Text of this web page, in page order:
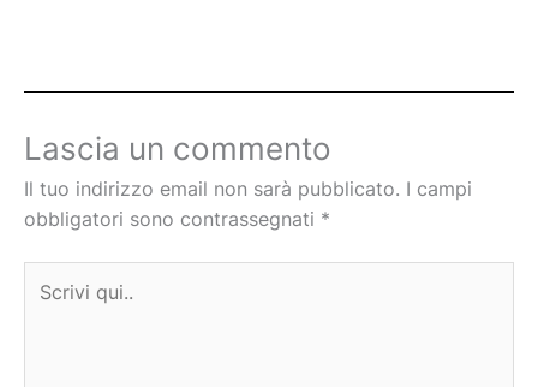
Lascia un commento
Il tuo indirizzo email non sarà pubblicato. I campi
obbligatori sono contrassegnati *
qui..